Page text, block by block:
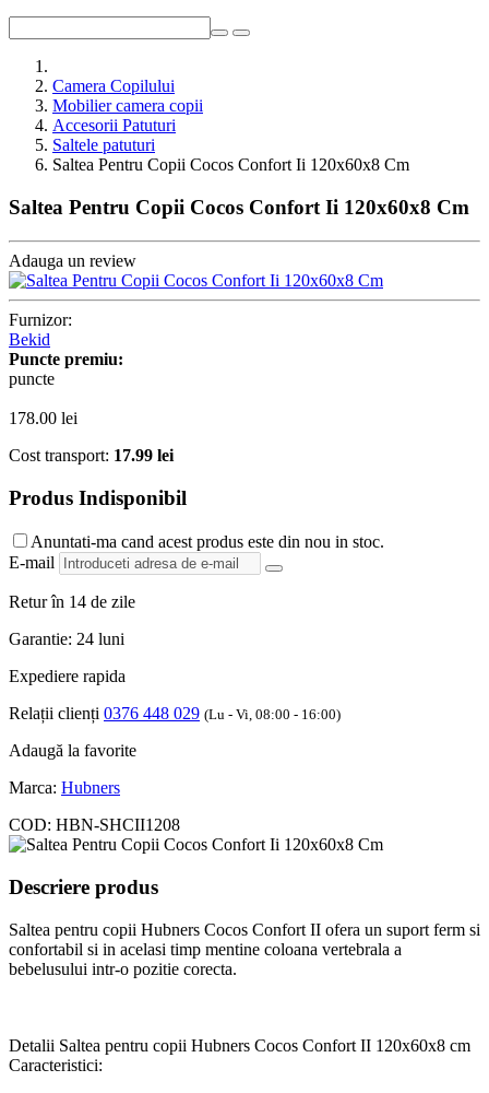
Camera Copilului
Mobilier camera copii
Accesorii Patuturi
Saltele patuturi
Saltea Pentru Copii Cocos Confort Ii 120x60x8 Cm
Saltea Pentru Copii Cocos Confort Ii 120x60x8 Cm
Adauga un review
Furnizor:
Bekid
Puncte premiu:
puncte
178.00 lei
Cost transport: 17.99 lei
Produs Indisponibil
Anuntati-ma cand acest produs este din nou in stoc.
E-mail
Retur în 14 de zile
Garantie: 24 luni
Expediere rapida
Relații clienți 0376 448 029 (Lu - Vi, 08:00 - 16:00)
Adaugă la favorite
Marca: Hubners
COD: HBN-SHCII1208
Descriere produs
Saltea pentru copii Hubners Cocos Confort II ofera un suport ferm si
confortabil si in acelasi timp mentine coloana vertebrala a
bebelusului intr-o pozitie corecta.
Detalii Saltea pentru copii Hubners Cocos Confort II 120x60x8 cm
Caracteristici: